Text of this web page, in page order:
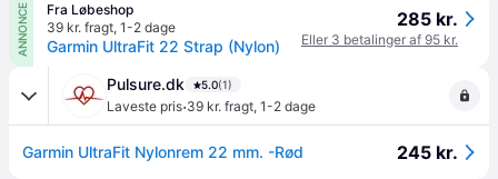
ANNONCE
Fra Løbeshop
39 kr. fragt, 1-2 dage
Garmin UltraFit 22 Strap (Nylon)
285 kr.
Eller 3 betalinger af 95 kr.
Pulsure.dk 5.0(1)
Laveste pris·39 kr. fragt, 1-2 dage
Garmin UltraFit Nylonrem 22 mm. -Rød 245 kr.